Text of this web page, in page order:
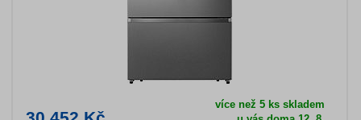
více než 5 ks skladem